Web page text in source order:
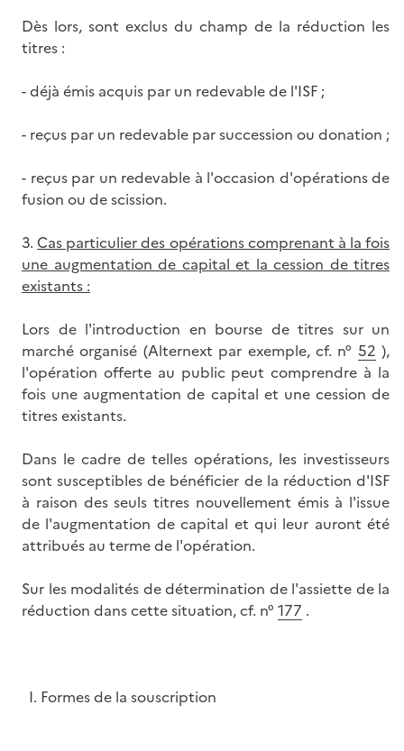
Dès lors, sont exclus du champ de la réduction les
titres :
- déjà émis acquis par un redevable de l'ISF ;
- reçus par un redevable par succession ou donation ;
- reçus par un redevable à l'occasion d'opérations de
fusion ou de scission.
3. Cas particulier des opérations comprenant à la fois
une augmentation de capital et la cession de titres
existants :
Lors de l'introduction en bourse de titres sur un
marché organisé (Alternext par exemple, cf. n° 52 ),
l'opération offerte au public peut comprendre à la
fois une augmentation de capital et une cession de
titres existants.
Dans le cadre de telles opérations, les investisseurs
sont susceptibles de bénéficier de la réduction d'ISF
à raison des seuls titres nouvellement émis à l'issue
de l'augmentation de capital et qui leur auront été
attribués au terme de l'opération.
Sur les modalités de détermination de l'assiette de la
réduction dans cette situation, cf. n° 177 .
I. Formes de la souscription